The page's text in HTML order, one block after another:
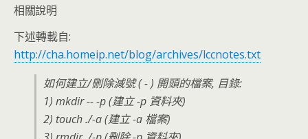
相關說明
下述轉載自:
http://cha.homeip.net/blog/archives/lccnotes.txt
如何建立/刪除減號 ( - ) 開頭的檔案, 目錄:
1) mkdir -- -p (建立 -p 資料夾)
2) touch ./-a (建立 -a 檔案)